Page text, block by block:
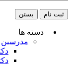
ثبت نام بستن
دسته ها
مدرسین